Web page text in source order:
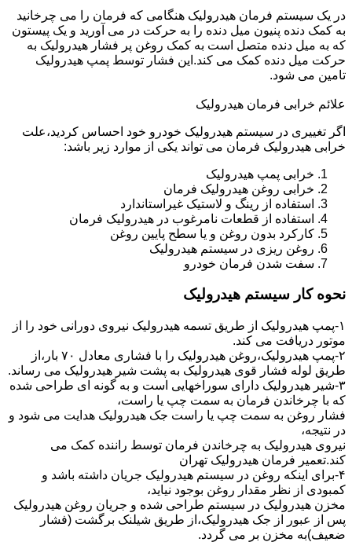
در یک سیستم فرمان هیدرولیک هنگامی که فرمان را می چرخانید
به کمک دنده پنیون میل دنده را به حرکت در می آورید و یک پیستون
که به میل دنده متصل است به کمک روغن پر فشار هیدرولیک به
حرکت میل دنده کمک می کند.این فشار توسط پمپ هیدرولیک
تامین می شود.
علائم خرابی فرمان هیدرولیک
اگر تغییری در سیستم هیدرولیک خودرو خود احساس کردید،علت
خرابی هیدرولیک فرمان می تواند یکی از موارد زیر باشد:
خرابی پمپ هیدرولیک
خرابی روغن هیدرولیک فرمان
استفاده از رینگ و لاستیک غیراستاندارد
استفاده از قطعات نامرغوب در هیدرولیک فرمان
کارکرد بدون روغن و یا سطح پایین روغن
روغن ریزی در سیستم هیدرولیک
سفت شدن فرمان خودرو
نحوه کار سیستم هیدرولیک
۱-پمپ هیدرولیک از طریق تسمه هیدرولیک نیروی دورانی خود را از
موتور دریافت می کند.
۲-پمپ هیدرولیک،روغن هیدرولیک را با فشاری معادل ۷۰ بار،از
طریق لوله فشار قوی هیدرولیک به پشت شیر هیدرولیک می رساند.
۳-شیر هیدرولیک دارای سوراخهایی است و به گونه ای طراحی شده
که با چرخاندن فرمان به سمت چپ یا راست،
فشار روغن به سمت چپ یا راست جک هیدرولیک هدایت می شود و
در نتیجه،
نیروی هیدرولیک به چرخاندن فرمان توسط راننده کمک می
کند.تعمیر فرمان هیدرولیک تهران
۴-برای اینکه روغن در سیستم هیدرولیک جریان داشته باشد و
کمبودی از نظر مقدار روغن بوجود نیاید،
مخزن هیدرولیک در سیستم طراحی شده و جریان روغن هیدرولیک
پس از عبور از جک هیدرولیک،از طریق شیلنک برگشت (فشار
ضعیف)به مخزن بر می گردد.